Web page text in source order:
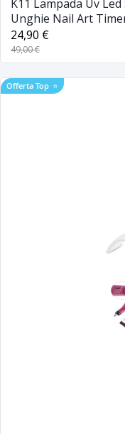
K11 Lampada Uv
Unghie Nail Art
24,90 €
49,00 €
Offerta Top ⭐